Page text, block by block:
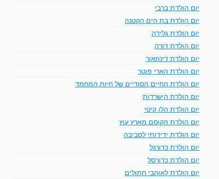
יום הולדת ברבי
יום הולדת בת הים הקטנה
יום הולדת גלידה
יום הולדת דורה
יום הולדת דינוזאור
יום הולדת הארי פוטר
יום הולדת החיים הסודיים של חיות המחמד
יום הולדת הישרדות
יום הולדת הלו קיטי
יום הולדת הקוסם מארץ עוץ
יום הולדת ידידותי לסביבה
יום הולדת כדורגל
יום הולדת כדורסל
יום הולדת לאוהבי חתולים